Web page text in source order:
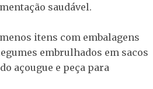
saudável.
itens com embalagens
embrulhados em sacos
açougue e peça para